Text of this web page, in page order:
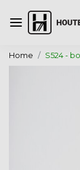
Home S524 -